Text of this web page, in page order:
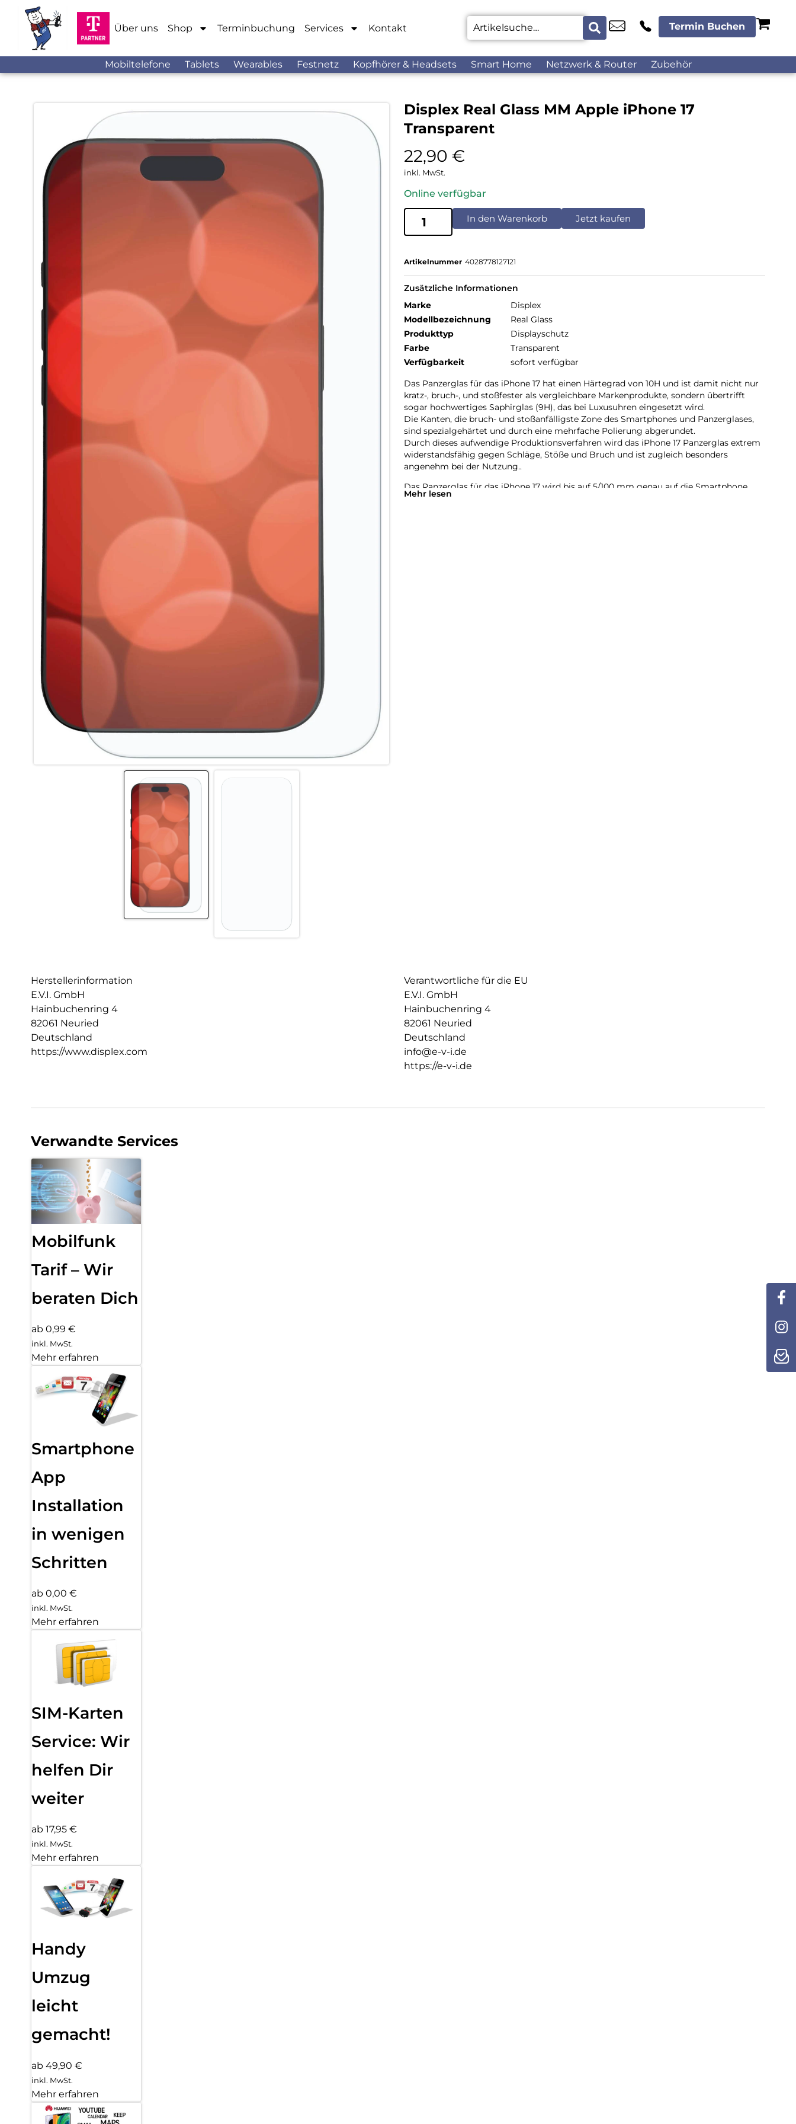
Über uns Shop Terminbuchung Services Kontakt Termin Buchen
Mobiltelefone Tablets Wearables Festnetz Kopfhörer & Headsets Smart Home Netzwerk & Router Zubehör
Displex Real Glass MM Apple iPhone 17
Transparent
22,90 €
inkl. MwSt.
Online verfügbar
In den Warenkorb Jetzt kaufen
Artikelnummer 4028778127121
Zusätzliche Informationen
Marke
Displex
Modellbezeichnung
Real Glass
Produkttyp
Displayschutz
Farbe
Transparent
Verfügbarkeit
sofort verfügbar
Das Panzerglas für das iPhone 17 hat einen Härtegrad von 10H und ist damit nicht nur
kratz-, bruch-, und stoßfester als vergleichbare Markenprodukte, sondern übertrifft
sogar hochwertiges Saphirglas (9H), das bei Luxusuhren eingesetzt wird.
Die Kanten, die bruch- und stoßanfälligste Zone des Smartphones und Panzerglases,
sind spezialgehärtet und durch eine mehrfache Polierung abgerundet.
Durch dieses aufwendige Produktionsverfahren wird das iPhone 17 Panzerglas extrem
widerstandsfähig gegen Schläge, Stöße und Bruch und ist zugleich besonders
angenehm bei der Nutzung..
Das Panzerglas für das iPhone 17 wird bis auf 5/100 mm genau auf die Smartphone
Konturen gefertigt und passt somit perfekt auf Ihr Smartphone.
Mehr lesen
Herstellerinformation
E.V.I. GmbH
Hainbuchenring 4
82061 Neuried
Deutschland
https://www.displex.com
Verantwortliche für die EU
E.V.I. GmbH
Hainbuchenring 4
82061 Neuried
Deutschland
info@e-v-i.de
https://e-v-i.de
Verwandte Services
Mobilfunk
Tarif – Wir
beraten Dich
ab 0,99 €
inkl. MwSt.
Mehr erfahren
Smartphone
App
Installation
in wenigen
Schritten
ab 0,00 €
inkl. MwSt.
Mehr erfahren
SIM-Karten
Service: Wir
helfen Dir
weiter
ab 17,95 €
inkl. MwSt.
Mehr erfahren
Handy
Umzug
leicht
gemacht!
ab 49,90 €
inkl. MwSt.
Mehr erfahren